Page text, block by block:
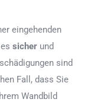
eingehenden
sicher und
sind
Fall, dass Sie
Wandbild